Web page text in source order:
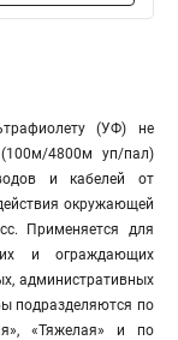
(УФ) не
4800м уп/пал)
и кабелей от
окружающей
Применяется для
и ограждающих
административных
подразделяются по
«Тяжелая» и по